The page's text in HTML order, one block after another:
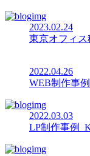
2023.02.24
東京オフィス
2022.04.26
WEB制作事
2022.03.03
LP制作事例